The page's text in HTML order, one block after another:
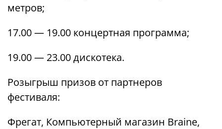
метров;
17.00 — 19.00 концертная программа;
19.00 — 23.00 дискотека.
Розыгрыш призов от партнеров
фестиваля:
Фрегат, Компьютерный магазин Braine,